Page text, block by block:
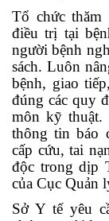
Tổ chức
điều trị tại
người bệnh
sách. Luôn
bệnh, giao
đúng các quy
môn kỹ thuật.
thông tin báo
cấp cứu, tai
độc trong dịp
của Cục Quản
Sở Y tế yêu